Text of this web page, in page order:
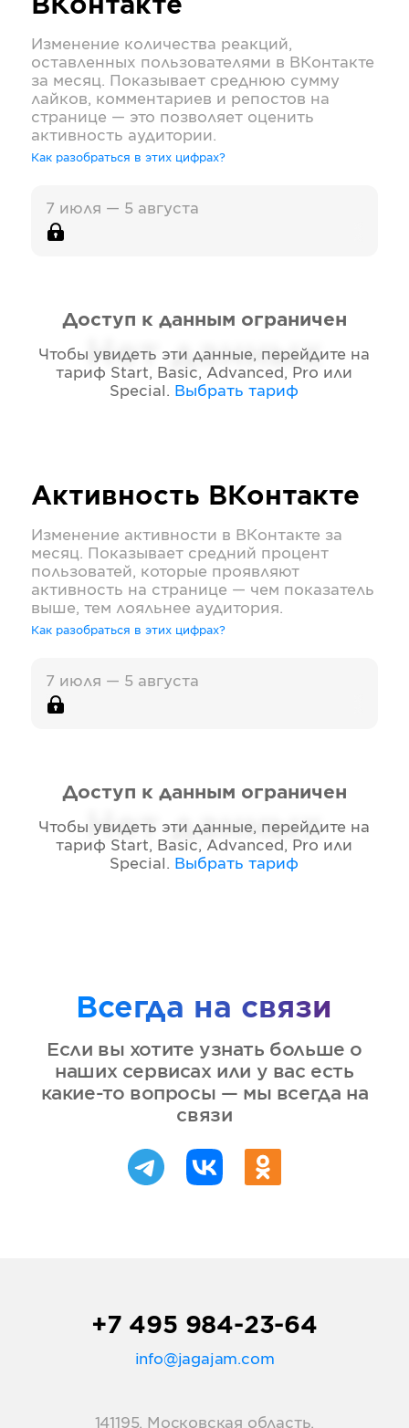
ВКонтакте
Изменение количества реакций,
оставленных пользователями в ВКонтакте
за месяц. Показывает среднюю сумму
лайков, комментариев и репостов на
странице — это позволяет оценить
активность аудитории.
Как разобраться в этих цифрах?
7 июля — 5 августа
Нет данных
Доступ к данным ограничен
Чтобы увидеть эти данные, перейдите на
тариф Start, Basic, Advanced, Pro или
Special . Выбрать тариф
Активность ВКонтакте
Изменение активности в ВКонтакте за
месяц. Показывает средний процент
пользоватей, которые проявляют
активность на странице — чем показатель
выше, тем лояльнее аудитория.
Как разобраться в этих цифрах?
7 июля — 5 августа
Нет данных
Доступ к данным ограничен
Чтобы увидеть эти данные, перейдите на
тариф Start, Basic, Advanced, Pro или
Special . Выбрать тариф
Всегда на связи
Если вы хотите узнать больше о
наших сервисах или у вас есть
какие-то вопросы — мы всегда на
связи
+7 495 984-23-64
info@jagajam.com
141195, Московская область,